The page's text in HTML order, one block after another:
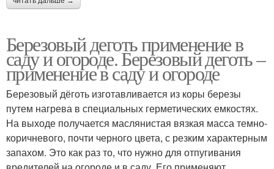
Березовый деготь применение в
саду и огороде. Березовый деготь –
применение в саду и огороде
Березовый дёготь изготавливается из коры березы
путем нагрева в специальных герметических емкостях.
На выходе получается маслянистая вязкая масса темно-
коричневого, почти черного цвета, с резким характерным
запахом. Это как раз то, что нужно для отпугивания